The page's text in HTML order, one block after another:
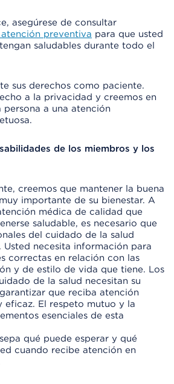
asegúrese de consultar
preventiva para que usted
saludables durante todo el
sus derechos como paciente.
a la privacidad y creemos en
a una atención
de los miembros y los
creemos que mantener la buena
importante de su bienestar. A
médica de calidad que
saludable, es necesario que
del cuidado de la salud
necesita información para
correctas en relación con las
y de estilo de vida que tiene. Los
de la salud necesitan su
que reciba atención
eficaz. El respeto mutuo y la
esenciales de esta
qué puede esperar y qué
cuando recibe atención en